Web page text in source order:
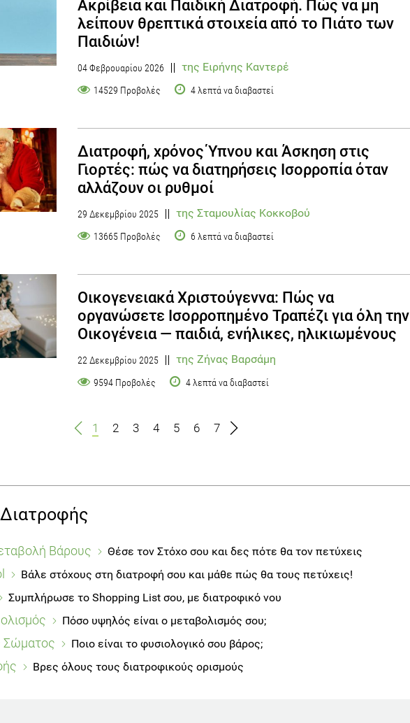
Ακρίβεια και Παιδική Διατροφή. Πώς να μη
λείπουν θρεπτικά στοιχεία από το Πιάτο των
Παιδιών!
04 Φεβρουαρίου 2026 της Ειρήνης Καντερέ
14529 Προβολές 4 λεπτά να διαβαστεί
Διατροφή, χρόνος Ύπνου και Άσκηση στις
Γιορτές: πώς να διατηρήσεις Ισορροπία όταν
αλλάζουν οι ρυθμοί
29 Δεκεμβρίου 2025 της Σταμουλίας Κοκκοβού
13665 Προβολές 6 λεπτά να διαβαστεί
Οικογενειακά Χριστούγεννα: Πώς να
οργανώσετε Ισορροπημένο Τραπέζι για όλη την
Οικογένεια — παιδιά, ενήλικες, ηλικιωμένους
22 Δεκεμβρίου 2025 της Ζήνας Βαρσάμη
9594 Προβολές 4 λεπτά να διαβαστεί
1 2 3 4 5 6 7
Βάρους Θέσε τον Στόχο σου και δες πότε θα τον πετύχεις
Βάλε στόχους στη διατροφή σου και μάθε πώς θα τους πετύχεις!
Συμπλήρωσε το Shopping List σου, με διατροφικό νου
Πόσο υψηλός είναι ο μεταβολισμός σου;
Σώματος Ποιο είναι το φυσιολογικό σου βάρος;
Βρες όλους τους διατροφικούς ορισμούς